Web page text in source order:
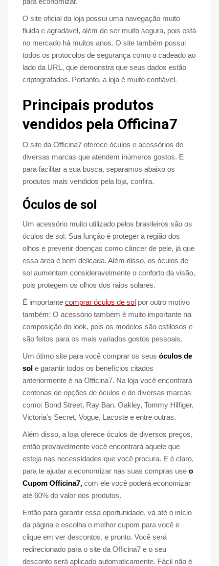
O site oficial da loja possui uma navegação muito
fluida e agradável, além de ser muito segura, pois está
no mercado há muitos anos. O site também possui
todos os protocolos de segurança como o cadeado ao
lado da URL, que demonstra que seus dados estão
criptografados. Portanto, a loja é muito confiável.
Principais produtos
vendidos pela Officina7
O site da Officina7 oferece óculos e acessórios de
diversas marcas que atendem inúmeros gostos. E
para facilitar a sua busca, separamos abaixo os
produtos mais vendidos pela loja, confira.
Óculos de sol
Um acessório muito utilizado pelos brasileiros são os
óculos de sol. Sua função é proteger a região dos
olhos e prevenir doenças como câncer de pele, já que
essa área é bem delicada. Além disso, os óculos de
sol aumentam consideravelmente o conforto da visão,
pois protegem os olhos dos raios solares.
É importante comprar óculos de sol por outro motivo
também: O acessório também é muito importante na
composição do look, pois os modelos são estilosos e
são feitos para os mais variados gostos pessoais.
Um ótimo site para você comprar os seus óculos de
sol e garantir todos os benefícios citados
anteriormente é na Officina7. Na loja você encontrará
centenas de opções de óculos e de diversas marcas
como: Bond Street, Ray Ban, Oakley, Tommy Hilfiger,
Victoria’s Secret, Vogue, Lacoste e entre outras.
Além disso, a loja oferece óculos de diversos preços,
então provavelmente você encontrará aquele que
esteja nas necessidades que você procura. E é claro,
para te ajudar a economizar nas suas compras use o
Cupom Officina7, com ele você poderá economizar
até 60% do valor dos produtos.
Então para garantir essa oportunidade, vá até o início
da página e escolha o melhor cupom para você e
clique em ver descontos, e pronto. Você será
redirecionado para o site da Officina7 e o seu
desconto será aplicado automaticamente. Fácil não é